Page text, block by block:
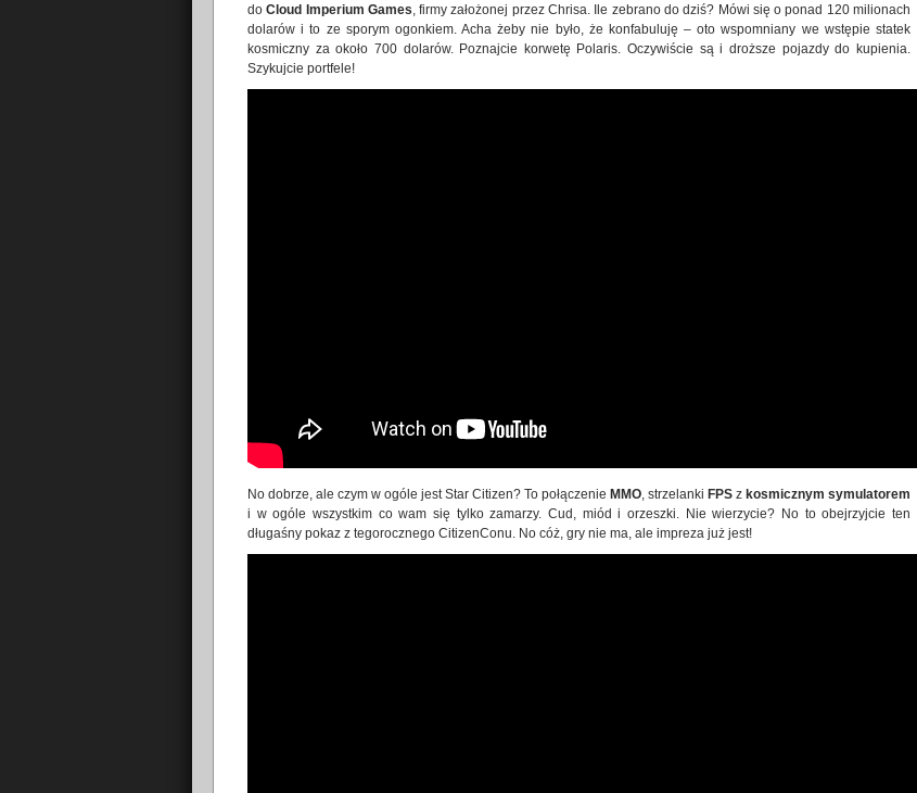
doCloud Imperium Games, firmy założonej przez Chrisa. Ile zebrano do dziś? Mówi się o ponad 120 milionach
dolarów i to ze sporym ogonkiem. Acha żeby nie było, że konfabuluję – oto wspomniany we wstępie statek
kosmiczny za około 700 dolarów. Poznajcie korwetę Polaris. Oczywiście są i droższe pojazdy do kupienia.
Szykujcie portfele!
No dobrze, ale czym w ogóle jest Star Citizen? To połączenie MMO, strzelanki FPS z kosmicznym symulatorem
i w ogóle wszystkim co wam się tylko zamarzy. Cud, miód i orzeszki. Nie wierzycie? No to obejrzyjcie ten
długaśny pokaz z tegorocznego CitizenConu. No cóż, gry nie ma, ale impreza już jest!